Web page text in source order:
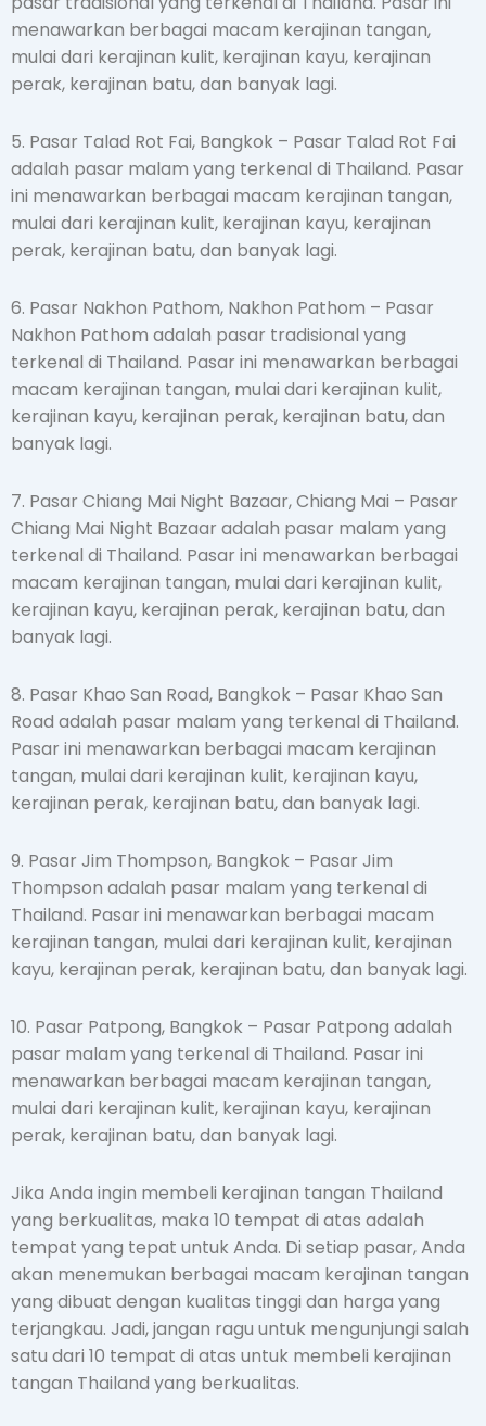
menawarkan berbagai macam kerajinan tangan,
mulai dari kerajinan kulit, kerajinan kayu, kerajinan
perak, kerajinan batu, dan banyak lagi.
5. Pasar Talad Rot Fai, Bangkok – Pasar Talad Rot Fai
adalah pasar malam yang terkenal di Thailand. Pasar
ini menawarkan berbagai macam kerajinan tangan,
mulai dari kerajinan kulit, kerajinan kayu, kerajinan
perak, kerajinan batu, dan banyak lagi.
6. Pasar Nakhon Pathom, Nakhon Pathom – Pasar
Nakhon Pathom adalah pasar tradisional yang
terkenal di Thailand. Pasar ini menawarkan berbagai
macam kerajinan tangan, mulai dari kerajinan kulit,
kerajinan kayu, kerajinan perak, kerajinan batu, dan
banyak lagi.
7. Pasar Chiang Mai Night Bazaar, Chiang Mai – Pasar
Chiang Mai Night Bazaar adalah pasar malam yang
terkenal di Thailand. Pasar ini menawarkan berbagai
macam kerajinan tangan, mulai dari kerajinan kulit,
kerajinan kayu, kerajinan perak, kerajinan batu, dan
banyak lagi.
8. Pasar Khao San Road, Bangkok – Pasar Khao San
Road adalah pasar malam yang terkenal di Thailand.
Pasar ini menawarkan berbagai macam kerajinan
tangan, mulai dari kerajinan kulit, kerajinan kayu,
kerajinan perak, kerajinan batu, dan banyak lagi.
9. Pasar Jim Thompson, Bangkok – Pasar Jim
Thompson adalah pasar malam yang terkenal di
Thailand. Pasar ini menawarkan berbagai macam
kerajinan tangan, mulai dari kerajinan kulit, kerajinan
kayu, kerajinan perak, kerajinan batu, dan banyak lagi.
10. Pasar Patpong, Bangkok – Pasar Patpong adalah
pasar malam yang terkenal di Thailand. Pasar ini
menawarkan berbagai macam kerajinan tangan,
mulai dari kerajinan kulit, kerajinan kayu, kerajinan
perak, kerajinan batu, dan banyak lagi.
Jika Anda ingin membeli kerajinan tangan Thailand
yang berkualitas, maka 10 tempat di atas adalah
tempat yang tepat untuk Anda. Di setiap pasar, Anda
akan menemukan berbagai macam kerajinan tangan
yang dibuat dengan kualitas tinggi dan harga yang
terjangkau. Jadi, jangan ragu untuk mengunjungi salah
satu dari 10 tempat di atas untuk membeli kerajinan
tangan Thailand yang berkualitas.